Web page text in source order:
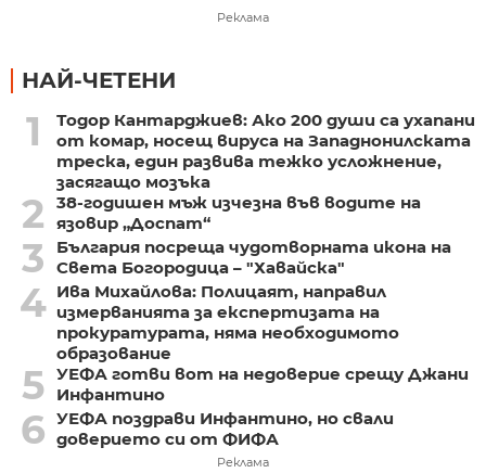
Реклама
НАЙ-ЧЕТЕНИ
1
Тодор Кантарджиев: Ако 200 души са ухапани
от комар, носещ вируса на Западнонилската
треска, един развива тежко усложнение,
засягащо мозъка
2
38-годишен мъж изчезна във водите на
язовир „Доспат“
3
България посреща чудотворната икона на
Света Богородица – "Хавайска"
4 Ива Михайлова: Полицаят, направил
измерванията за експертизата на
прокуратурата, няма необходимото
образование
5 УЕФА готви вот на недоверие срещу Джани
Инфантино
6 УЕФА поздрави Инфантино, но свали
доверието си от ФИФА
Реклама